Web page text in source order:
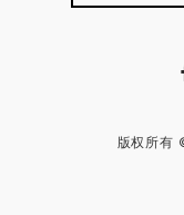
版权所有